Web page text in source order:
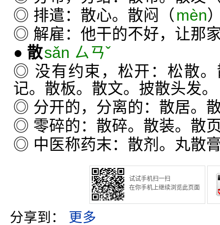
◎ 排遣：散心。散闷（ mèn
◎ 解雇：他干的不好，让那
● 散sǎn ㄙㄢˇ
◎ 没有约束，松开：松散
记。散板。散文。披散头发。
◎ 分开的，分离的：散居。
◎ 零碎的：散碎。散装。散
◎ 中医称药末：散剂。丸散
试试手机扫一扫
在你手机上继续浏览此页面
分享到： 更多